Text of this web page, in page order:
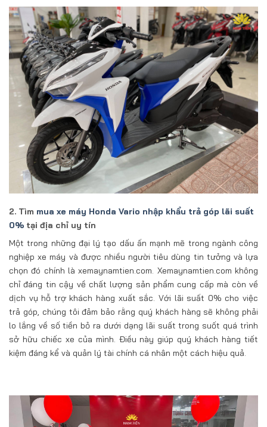
2. Tìm mua xe máy Honda Vario nhập khẩu trả góp lãi suất
0% tại địa chỉ uy tín
Một trong những đại lý tạo dấu ấn mạnh mẽ trong ngành công
nghiệp xe máy và được nhiều người tiêu dùng tin tưởng và lựa
chọn đó chính là xemaynamtien.com. Xemaynamtien.com không
chỉ đáng tin cậy về chất lượng sản phẩm cung cấp mà còn về
dịch vụ hỗ trợ khách hàng xuất sắc. Với lãi suất 0% cho việc
trả góp, chúng tôi đảm bảo rằng quý khách hàng sẽ không phải
lo lắng về số tiền bỏ ra dưới dạng lãi suất trong suốt quá trình
sở hữu chiếc xe của mình. Điều này giúp quý khách hàng tiết
kiệm đáng kể và quản lý tài chính cá nhân một cách hiệu quả.